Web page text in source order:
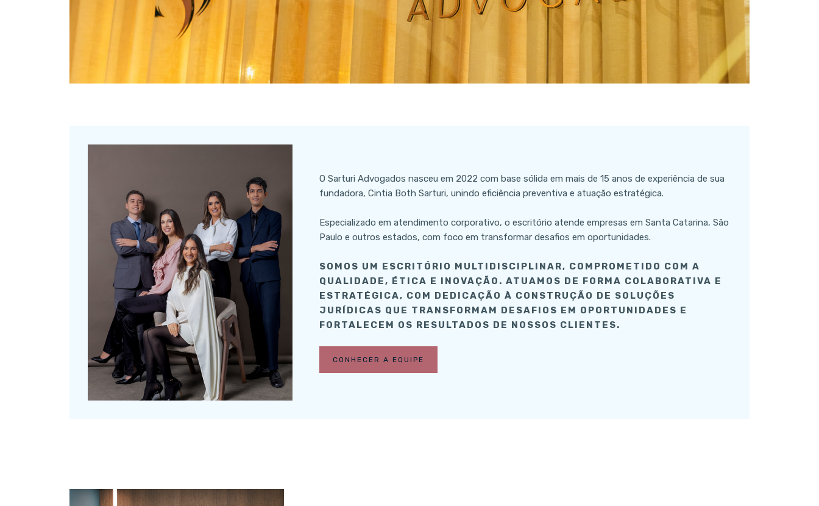
O Sarturi Advogados nasceu em 2022 com base sólida em mais de 15 anos de experiência de sua
fundadora, Cintia Both Sarturi, unindo eficiência preventiva e atuação estratégica.
Especializado em atendimento corporativo, o escritório atende empresas em Santa Catarina, São
Paulo e outros estados, com foco em transformar desafios em oportunidades.
SOMOS UM ESCRITÓRIO MULTIDISCIPLINAR, COMPROMETIDO COM A
QUALIDADE, ÉTICA E INOVAÇÃO. ATUAMOS DE FORMA COLABORATIVA E
ESTRATÉGICA, COM DEDICAÇÃO À CONSTRUÇÃO DE SOLUÇÕES
JURÍDICAS QUE TRANSFORMAM DESAFIOS EM OPORTUNIDADES E
FORTALECEM OS RESULTADOS DE NOSSOS CLIENTES.
CONHECER A EQUIPE